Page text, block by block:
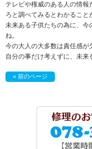
テレビや権威のある人の情
ろと調べてみるとわかること
未来ある子供たちの為に、今
ね。
今の大人の大多数は責任感が
自分の事だけ考えずに、未来
« 前のページ